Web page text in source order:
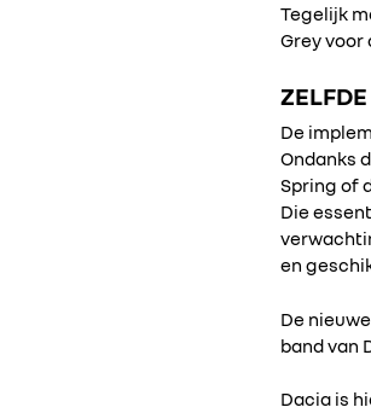
Tegelijk
Grey voor
De
Ondanks
Spring of
Die
en
De
band van
Dacia is